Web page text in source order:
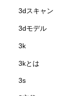
3dスキャン
3dモデル
3k
3kとは
3s